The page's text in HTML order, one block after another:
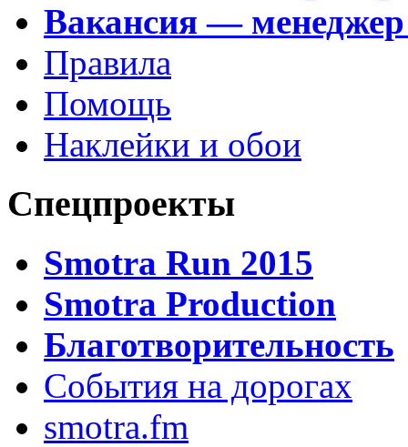
Вакансия —
Правила
Помощь
Наклейки и обои
Спецпроекты
Smotra Run 2015
Smotra Production
Благотворительность
События на дорогах
smotra.fm